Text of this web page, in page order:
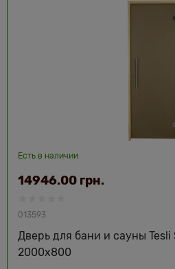
Есть в наличии
013593
Дверь для бани и сауны Tesli
2000х800
14946.00 грн.